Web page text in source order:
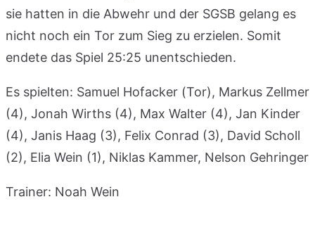
sie hatten in die Abwehr und der SGSB gelang es
nicht noch ein Tor zum Sieg zu erzielen. Somit
endete das Spiel 25:25 unentschieden.
Es spielten: Samuel Hofacker (Tor), Markus Zellmer
(4), Jonah Wirths (4), Max Walter (4), Jan Kinder
(4), Janis Haag (3), Felix Conrad (3), David Scholl
(2), Elia Wein (1), Niklas Kammer, Nelson Gehringer
Trainer: Noah Wein